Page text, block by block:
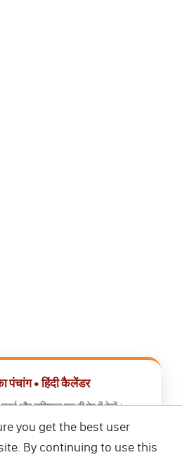
पंचांग • हिंदी कैलेंडर
मुहूर्त और राशिफल एक ही ऐप में देखें।
ऐप डाउनलोड करें
you get the best user
By continuing to use this